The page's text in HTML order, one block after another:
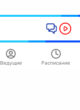
Ведущие Расписание